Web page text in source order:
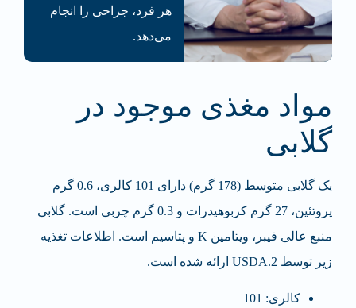
هر فرد، جراحی‌ را انجام
می‌دهد.
مواد مغذی موجود در
گلابی
یک گلابی متوسط (178 گرم) دارای 101 کالری، 0.6 گرم
پروتئین، 27 گرم کربوهیدرات و 0.3 گرم چربی است. گلابی
منبع عالی فیبر، ویتامین K و پتاسیم است. اطلاعات تغذیه
زیر توسط USDA.2 ارائه شده است.
کالری: 101